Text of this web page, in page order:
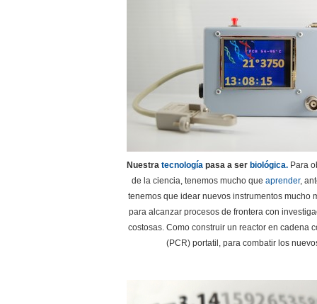
Nuestra tecnologíapasa a ser biológica.Para
de la ciencia, tenemos mucho que aprender,
tenemos que idear nuevos instrumentos mucho
para alcanzar procesos de frontera con
costosas. Como construir un reactor en cadena
(PCR) portatil, para combatir los